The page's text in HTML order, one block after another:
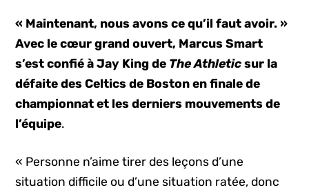
« Maintenant, nous avons ce qu’il faut avoir. »
Avec le cœur grand ouvert, Marcus Smart
s’est confié à Jay King de The Athleticsur la
défaite des Celtics de Boston en finale de
championnat et les derniers mouvements de
l’équipe.
« Personne n’aime tirer des leçons d’une
situation difficile ou d’une situation ratée, donc